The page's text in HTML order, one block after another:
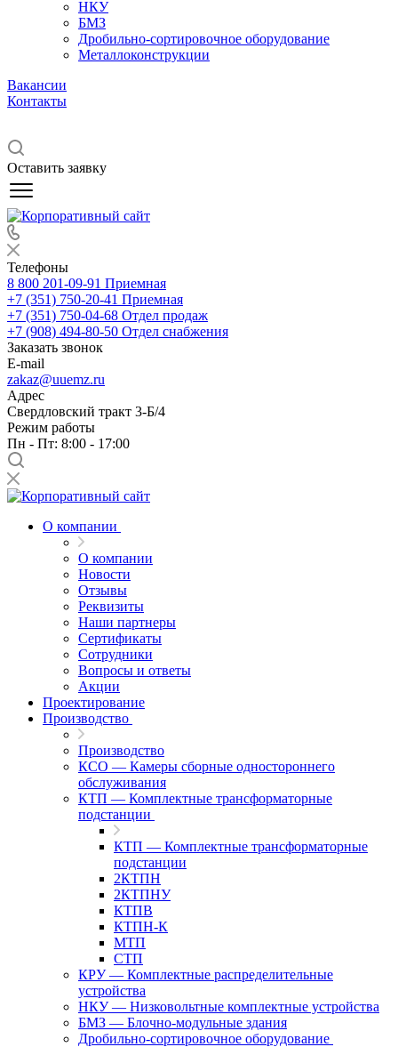
НКУ
БМЗ
Дробильно-сортировочное оборудование
Металлоконструкции
Вакансии
Контакты
Оставить заявку
Телефоны
8 800 201-09-91 Приемная
+7 (351) 750-20-41 Приемная
+7 (351) 750-04-68 Отдел продаж
+7 (908) 494-80-50 Отдел снабжения
Заказать звонок
E-mail
zakaz@uuemz.ru
Адрес
Свердловский тракт 3-Б/4
Режим работы
Пн - Пт: 8:00 - 17:00
О компании
О компании
Новости
Отзывы
Реквизиты
Наши партнеры
Сертификаты
Сотрудники
Вопросы и ответы
Акции
Проектирование
Производство
Производство
КСО — Камеры сборные одностороннего
обслуживания
КТП — Комплектные трансформаторные
подстанции
КТП — Комплектные трансформаторные
подстанции
2КТПН
2КТПНУ
КТПВ
КТПН-К
МТП
СТП
КРУ — Комплектные распределительные
устройства
НКУ — Низковольтные комплектные устройства
БМЗ — Блочно-модульные здания
Дробильно-сортировочное оборудование